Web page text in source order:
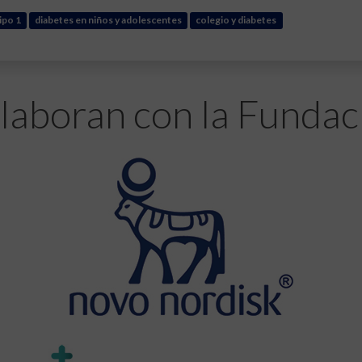
1 diabetes en niños y adolescentes colegio y diabetes
con la